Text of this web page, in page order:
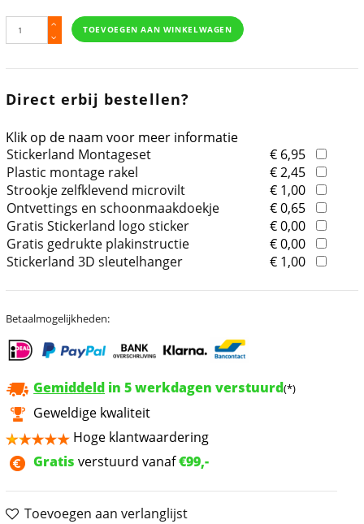
TOEVOEGEN AAN WINKELWAGEN
Direct erbij bestellen?
Klik op de naam voor meer informatie
Stickerland Montageset
€ 6,95
Plastic montage rakel
€ 2,45
Strookje zelfklevend microvilt
€ 1,00
Ontvettings en schoonmaakdoekje
€ 0,65
Gratis Stickerland logo sticker
€ 0,00
Gratis gedrukte plakinstructie
€ 0,00
Stickerland 3D sleutelhanger
€ 1,00
Betaalmogelijkheden:
Gemiddeld in 5 werkdagen verstuurd(*)
Geweldige kwaliteit
Hoge klantwaardering
Gratis verstuurd vanaf€99,-
Toevoegen aan verlanglijst